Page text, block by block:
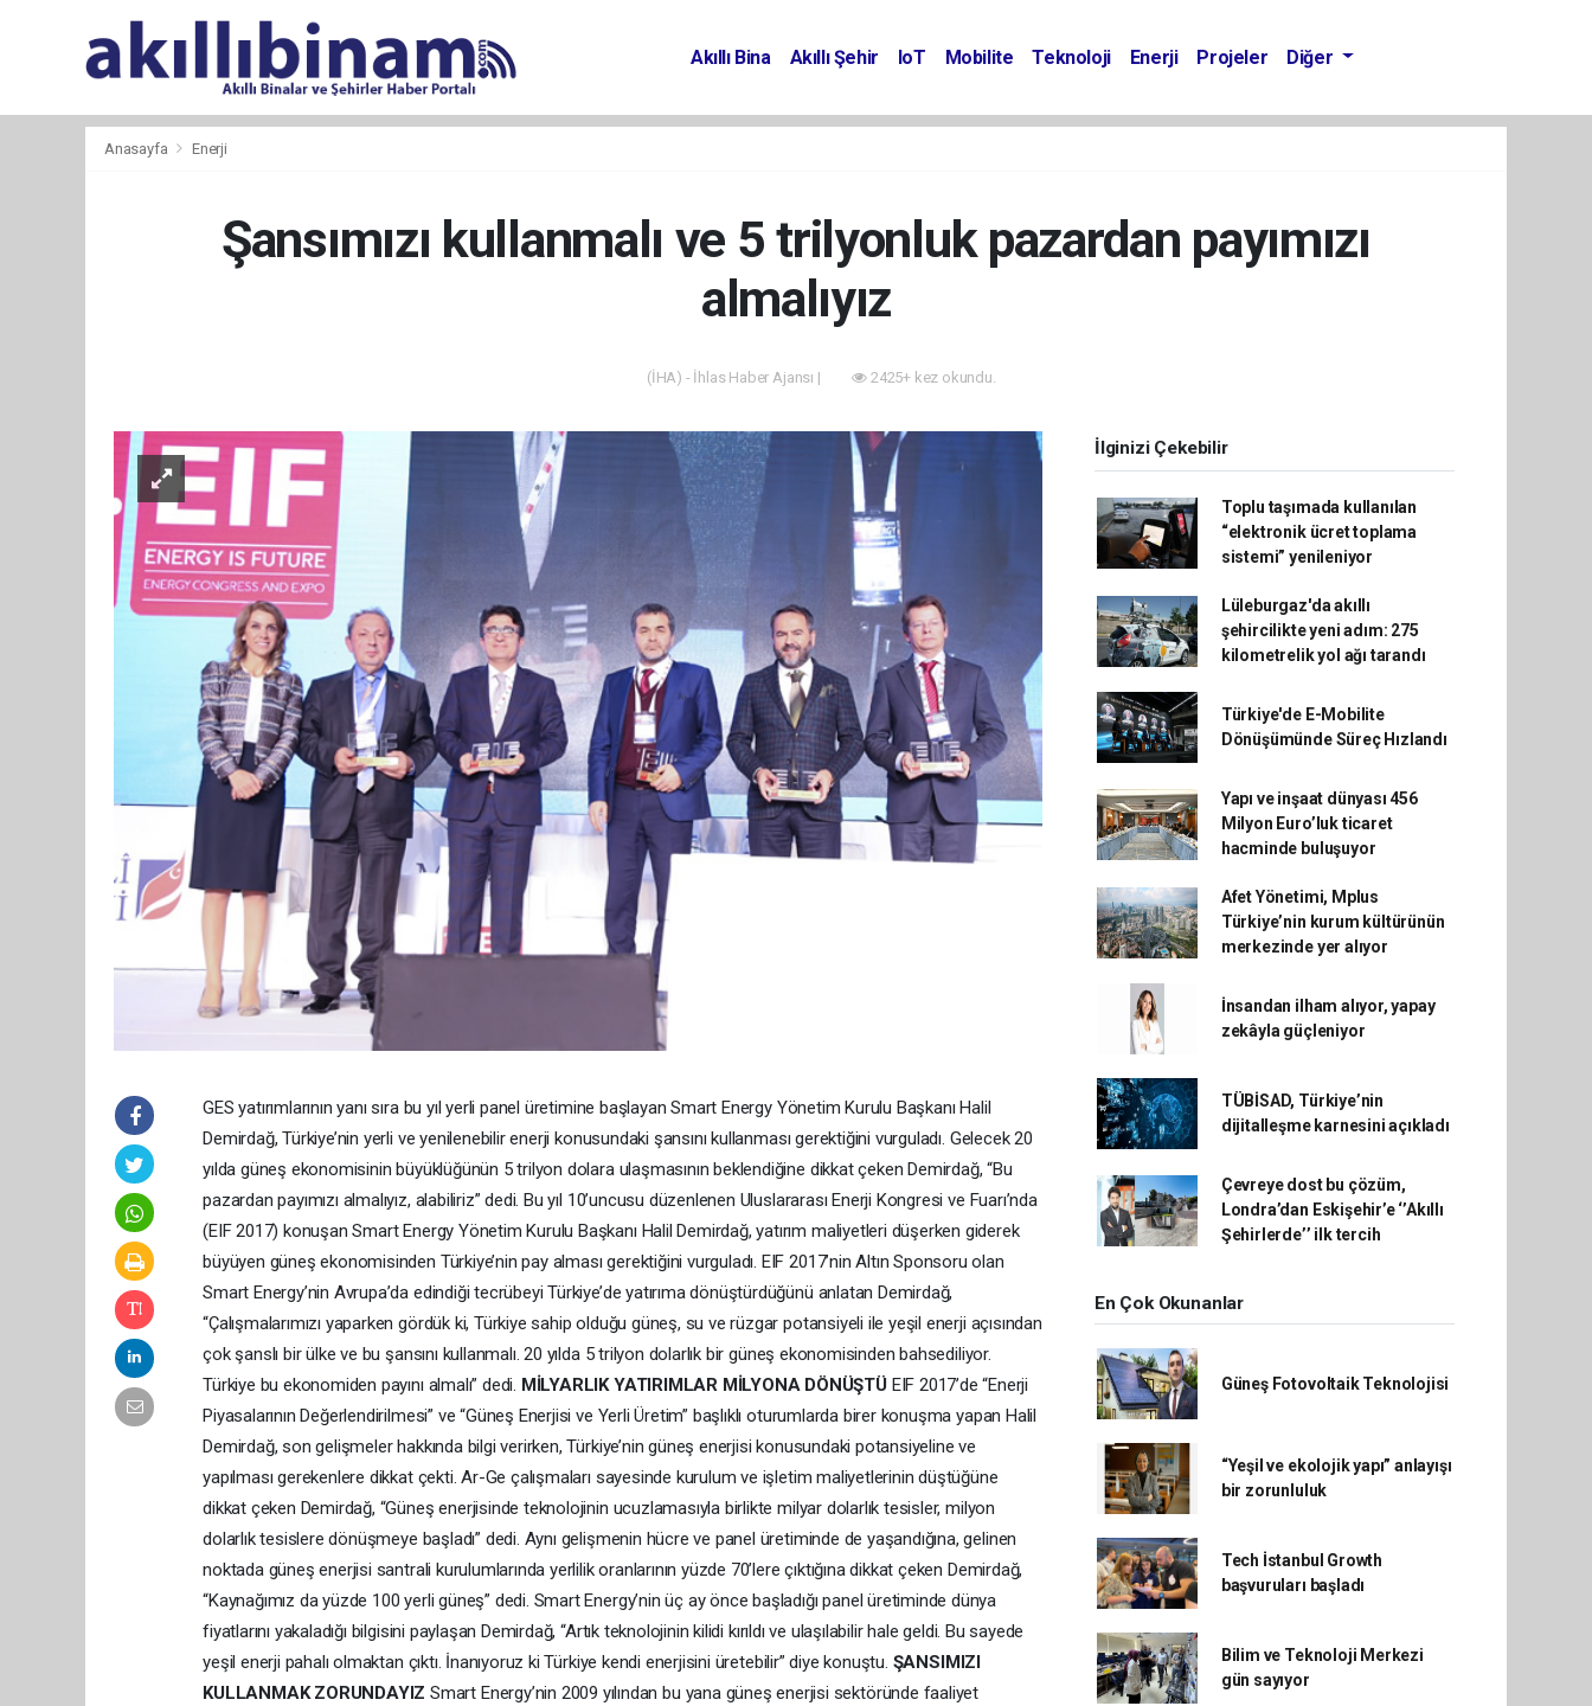
Akıllı Bina Akıllı Şehir IoT Mobilite Teknoloji Enerji Projeler Diğer
Anasayfa Enerji
Şansımızı kullanmalı ve 5 trilyonluk pazardan payımızı
almalıyız
(İHA) - İhlas Haber Ajansı | 2425+ kez okundu.
GES yatırımlarının yanı sıra bu yıl yerli panel üretimine başlayan Smart Energy Yönetim Kurulu Başkanı Halil
Demirdağ, Türkiye’nin yerli ve yenilenebilir enerji konusundaki şansını kullanması gerektiğini vurguladı. Gelecek 20
yılda güneş ekonomisinin büyüklüğünün 5 trilyon dolara ulaşmasının beklendiğine dikkat çeken Demirdağ, “Bu
pazardan payımızı almalıyız, alabiliriz” dedi. Bu yıl 10’uncusu düzenlenen Uluslararası Enerji Kongresi ve Fuarı’nda
(EIF 2017) konuşan Smart Energy Yönetim Kurulu Başkanı Halil Demirdağ, yatırım maliyetleri düşerken giderek
büyüyen güneş ekonomisinden Türkiye’nin pay alması gerektiğini vurguladı. EIF 2017’nin Altın Sponsoru olan
Smart Energy’nin Avrupa’da edindiği tecrübeyi Türkiye’de yatırıma dönüştürdüğünü anlatan Demirdağ,
“Çalışmalarımızı yaparken gördük ki, Türkiye sahip olduğu güneş, su ve rüzgar potansiyeli ile yeşil enerji açısından
çok şanslı bir ülke ve bu şansını kullanmalı. 20 yılda 5 trilyon dolarlık bir güneş ekonomisinden bahsediliyor.
Türkiye bu ekonomiden payını almalı” dedi. MİLYARLIK YATIRIMLAR MİLYONA DÖNÜŞTÜEIF 2017’de “Enerji
Piyasalarının Değerlendirilmesi” ve “Güneş Enerjisi ve Yerli Üretim” başlıklı oturumlarda birer konuşma yapan Halil
Demirdağ, son gelişmeler hakkında bilgi verirken, Türkiye’nin güneş enerjisi konusundaki potansiyeline ve
yapılması gerekenlere dikkat çekti. Ar-Ge çalışmaları sayesinde kurulum ve işletim maliyetlerinin düştüğüne
dikkat çeken Demirdağ, “Güneş enerjisinde teknolojinin ucuzlamasıyla birlikte milyar dolarlık tesisler, milyon
dolarlık tesislere dönüşmeye başladı” dedi. Aynı gelişmenin hücre ve panel üretiminde de yaşandığına, gelinen
noktada güneş enerjisi santrali kurulumlarında yerlilik oranlarının yüzde 70’lere çıktığına dikkat çeken Demirdağ,
“Kaynağımız da yüzde 100 yerli güneş” dedi. Smart Energy’nin üç ay önce başladığı panel üretiminde dünya
fiyatlarını yakaladığı bilgisini paylaşan Demirdağ, “Artık teknolojinin kilidi kırıldı ve ulaşılabilir hale geldi. Bu sayede
yeşil enerji pahalı olmaktan çıktı. İnanıyoruz ki Türkiye kendi enerjisini üretebilir” diye konuştu. ŞANSIMIZI
KULLANMAK ZORUNDAYIZ Smart Energy’nin 2009 yılından bu yana güneş enerjisi sektöründe faaliyet
İlginizi Çekebilir
Toplu taşımada kullanılan
“elektronik ücret toplama
sistemi” yenileniyor
Lüleburgaz'da akıllı
şehircilikte yeni adım: 275
kilometrelik yol ağı tarandı
Türkiye'de E-Mobilite
Dönüşümünde Süreç Hızlandı
Yapı ve inşaat dünyası 456
Milyon Euro’luk ticaret
hacminde buluşuyor
Afet Yönetimi, Mplus
Türkiye’nin kurum kültürünün
merkezinde yer alıyor
İnsandan ilham alıyor, yapay
zekâyla güçleniyor
TÜBİSAD, Türkiye’nin
dijitalleşme karnesini açıkladı
Çevreye dost bu çözüm,
Londra’dan Eskişehir’e ‘’Akıllı
Şehirlerde’’ ilk tercih
En Çok Okunanlar
Güneş Fotovoltaik Teknolojisi
“Yeşil ve ekolojik yapı” anlayışı
bir zorunluluk
Tech İstanbul Growth
başvuruları başladı
Bilim ve Teknoloji Merkezi
gün sayıyor